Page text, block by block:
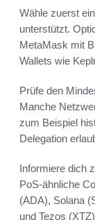
Wähle zuerst
unterstützt.
MetaMask mit
Wallets wie
Prüfe den
Manche
zum Beispiel
Delegation
Informiere dich
PoS-ähnliche
(ADA), Solana
und Tezos